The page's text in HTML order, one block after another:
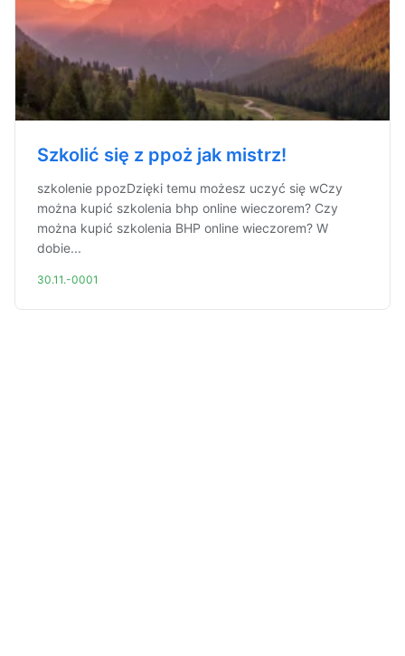
Szkolić się z ppoż jak mistrz!
szkolenie ppozDzięki temu możesz uczyć się wCzy
można kupić szkolenia bhp online wieczorem? Czy
można kupić szkolenia BHP online wieczorem? W
dobie...
30.11.-0001